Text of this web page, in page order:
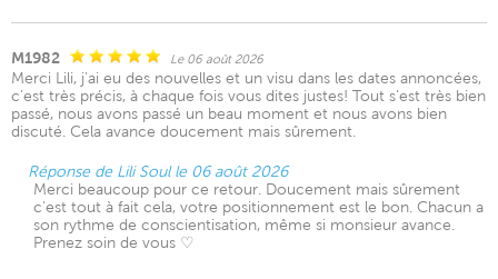
M1982 Le 06 août 2026
Merci Lili, j’ai eu des nouvelles et un visu dans les dates annoncées,
c’est très précis, à chaque fois vous dites justes! Tout s’est très bien
passé, nous avons passé un beau moment et nous avons bien
discuté. Cela avance doucement mais sûrement.
Réponse de Lili Soul le 06 août 2026
Merci beaucoup pour ce retour. Doucement mais sûrement
c'est tout à fait cela, votre positionnement est le bon. Chacun a
son rythme de conscientisation, même si monsieur avance.
Prenez soin de vous ♡